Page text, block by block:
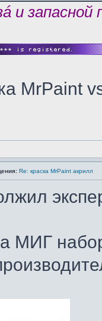
и
Re: краска MrPaint акрилл
МИГ